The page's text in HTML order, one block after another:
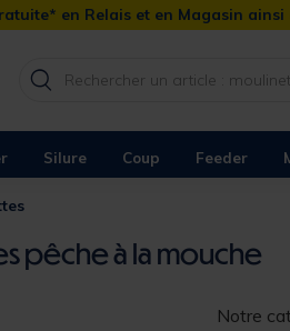
en Relais et en Magasin
Silure Coup Feeder
pêche à la mouche
Notre